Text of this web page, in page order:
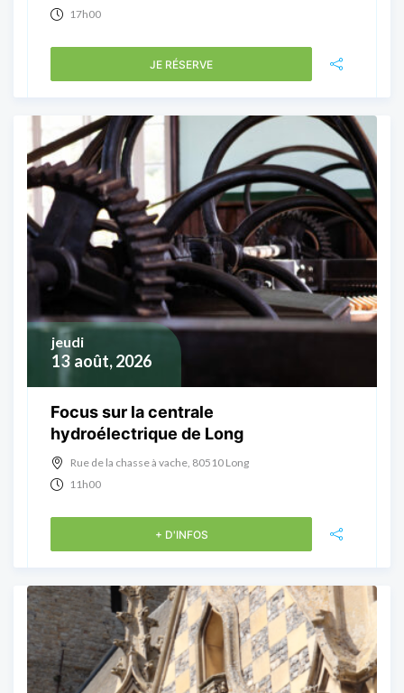
17h00
JE RÉSERVE
13 août, 2026
jeudi
Focus sur la centrale
hydroélectrique de Long
Rue de la chasse à vache, 80510 Long
11h00
+ D'INFOS